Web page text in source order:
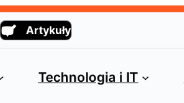
Artykuły
Technologia i IT